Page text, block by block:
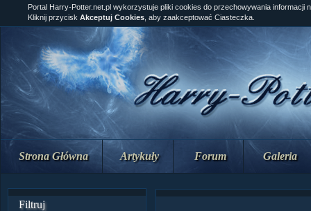
Strona Główna Artykuły Forum Galeria
Filtruj
Portal Harry-Potter.net.pl wykorzystuje pliki cookies do przechowywania informacji
Kliknij przycisk Akceptuj Cookies , aby zaakceptować Ciasteczka.